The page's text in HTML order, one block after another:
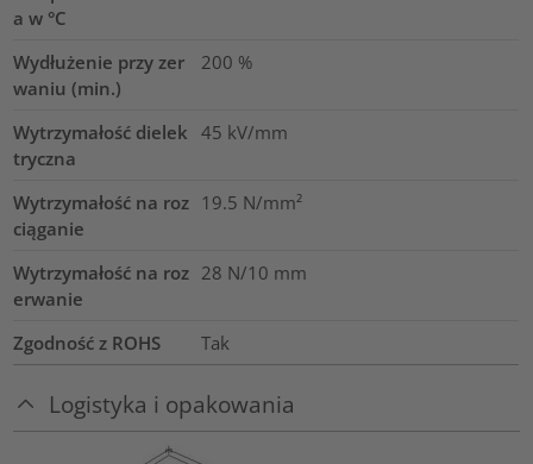
a w °C
Wydłużenie przy zer
waniu (min.)
200 %
Wytrzymałość dielek
tryczna
45 kV/mm
Wytrzymałość na roz
ciąganie
19.5 N/mm²
Wytrzymałość na roz
erwanie
28 N/10 mm
Zgodność z ROHS Tak
Logistyka i opakowania